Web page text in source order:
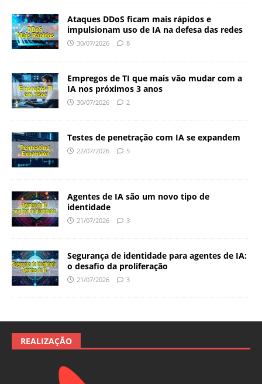
Ataques DDoS ficam mais rápidos e
impulsionam uso de IA na defesa das redes
30/07/2026 8
Empregos de TI que mais vão mudar com a
IA nos próximos 3 anos
30/07/2026 2
Testes de penetração com IA se expandem
22/07/2026 5
Agentes de IA são um novo tipo de
identidade
21/07/2026 3
Segurança de identidade para agentes de IA:
o desafio da proliferação
21/07/2026 3
REALIZAÇÃO